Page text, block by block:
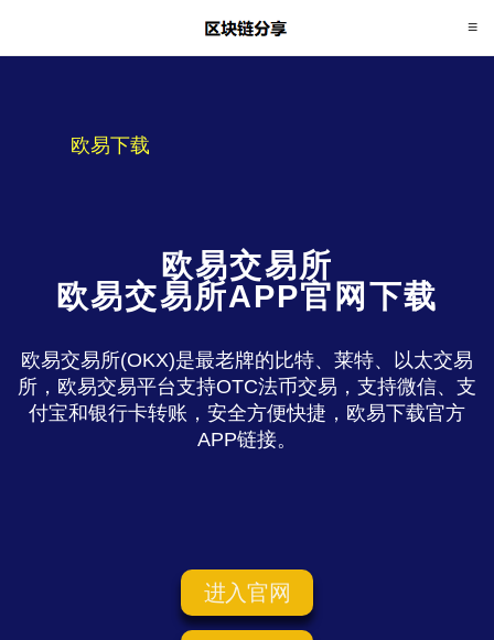
欧易下载
欧易交易所
欧易交易所APP官网下载
欧易交易所(OKX)是最老牌的比特、莱特、以太交易
所，欧易交易平台支持OTC法币交易，支持微信、支
付宝和银行卡转账，安全方便快捷，欧易下载官方
APP链接。
进入官网